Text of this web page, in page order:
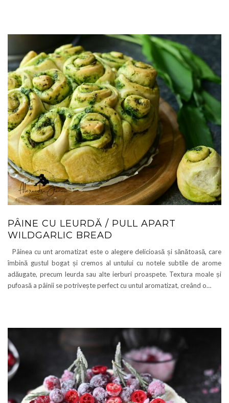
PÂINE CU LEURDĂ / PULL APART
WILDGARLIC BREAD
Pâinea cu unt aromatizat este o alegere delicioasă și sănătoasă, care
îmbină gustul bogat și cremos al untului cu notele subtile de arome
adăugate, precum leurda sau alte ierburi proaspete. Textura moale și
pufoasă a pâinii se potrivește perfect cu untul aromatizat, creând o…